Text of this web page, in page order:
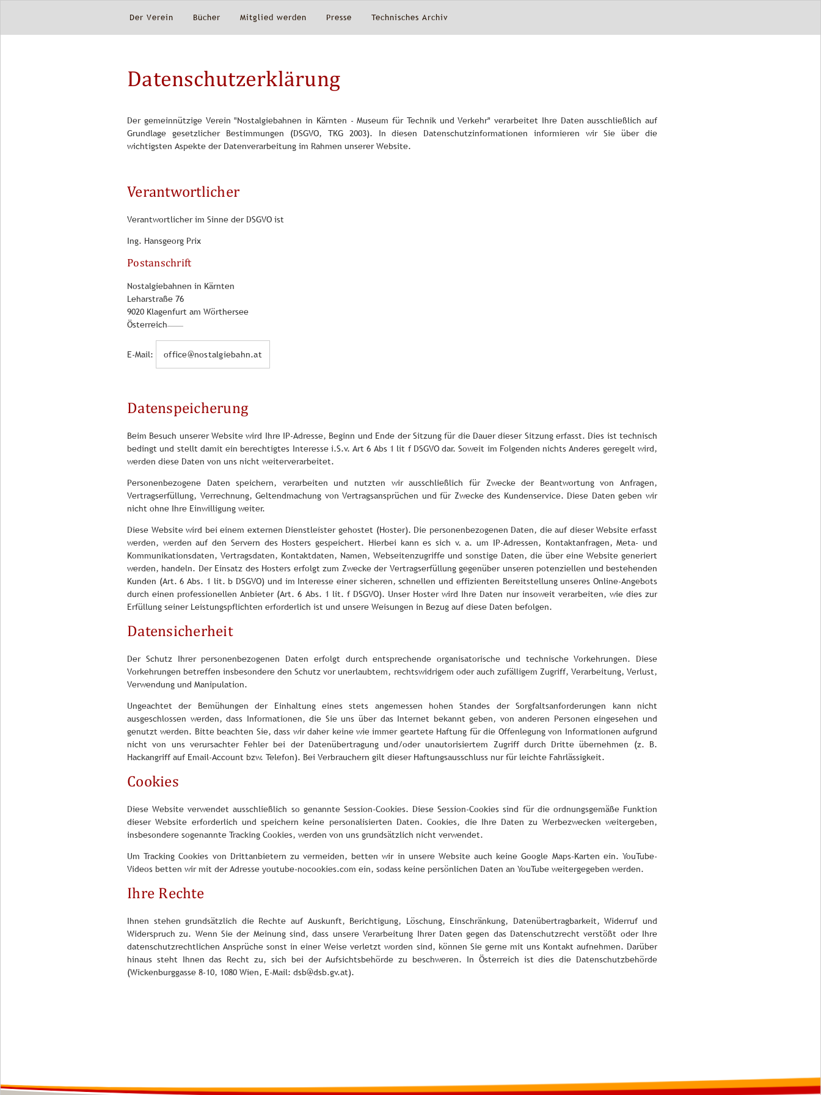
Der Verein Bücher Mitglied werden Presse Technisches Archiv
Datenschutzerklärung
Der gemeinnützige Verein "Nostalgiebahnen in Kärnten - Museum für Technik und Verkehr" verarbeitet Ihre Daten ausschließlich auf
Grundlage gesetzlicher Bestimmungen (DSGVO, TKG 2003). In diesen Datenschutzinformationen informieren wir Sie über die
wichtigsten Aspekte der Datenverarbeitung im Rahmen unserer Website.
Verantwortlicher
Verantwortlicher im Sinne der DSGVO ist
Ing. Hansgeorg Prix
Postanschrift
Nostalgiebahnen in Kärnten
Leharstraße 76
9020 Klagenfurt am Wörthersee
Österreich
E-Mail: office@nostalgiebahn.at
Datenspeicherung
Beim Besuch unserer Website wird Ihre IP-Adresse, Beginn und Ende der Sitzung für die Dauer dieser Sitzung erfasst. Dies ist technisch
bedingt und stellt damit ein berechtigtes Interesse i.S.v. Art 6 Abs 1 lit f DSGVO dar. Soweit im Folgenden nichts Anderes geregelt wird,
werden diese Daten von uns nicht weiterverarbeitet.
Personenbezogene Daten speichern, verarbeiten und nutzten wir ausschließlich für Zwecke der Beantwortung von Anfragen,
Vertragserfüllung, Verrechnung, Geltendmachung von Vertragsansprüchen und für Zwecke des Kundenservice. Diese Daten geben wir
nicht ohne Ihre Einwilligung weiter.
Diese Website wird bei einem externen Dienstleister gehostet (Hoster). Die personenbezogenen Daten, die auf dieser Website erfasst
werden, werden auf den Servern des Hosters gespeichert. Hierbei kann es sich v. a. um IP-Adressen, Kontaktanfragen, Meta- und
Kommunikationsdaten, Vertragsdaten, Kontaktdaten, Namen, Webseitenzugriffe und sonstige Daten, die über eine Website generiert
werden, handeln. Der Einsatz des Hosters erfolgt zum Zwecke der Vertragserfüllung gegenüber unseren potenziellen und bestehenden
Kunden (Art. 6 Abs. 1 lit. b DSGVO) und im Interesse einer sicheren, schnellen und effizienten Bereitstellung unseres Online-Angebots
durch einen professionellen Anbieter (Art. 6 Abs. 1 lit. f DSGVO). Unser Hoster wird Ihre Daten nur insoweit verarbeiten, wie dies zur
Erfüllung seiner Leistungspflichten erforderlich ist und unsere Weisungen in Bezug auf diese Daten befolgen.
Datensicherheit
Der Schutz Ihrer personenbezogenen Daten erfolgt durch entsprechende organisatorische und technische Vorkehrungen. Diese
Vorkehrungen betreffen insbesondere den Schutz vor unerlaubtem, rechtswidrigem oder auch zufälligem Zugriff, Verarbeitung, Verlust,
Verwendung und Manipulation.
Ungeachtet der Bemühungen der Einhaltung eines stets angemessen hohen Standes der Sorgfaltsanforderungen kann nicht
ausgeschlossen werden, dass Informationen, die Sie uns über das Internet bekannt geben, von anderen Personen eingesehen und
genutzt werden. Bitte beachten Sie, dass wir daher keine wie immer geartete Haftung für die Offenlegung von Informationen aufgrund
nicht von uns verursachter Fehler bei der Datenübertragung und/oder unautorisiertem Zugriff durch Dritte übernehmen (z. B.
Hackangriff auf Email-Account bzw. Telefon). Bei Verbrauchern gilt dieser Haftungsausschluss nur für leichte Fahrlässigkeit.
Cookies
Diese Website verwendet ausschließlich so genannte Session-Cookies. Diese Session-Cookies sind für die ordnungsgemäße Funktion
dieser Website erforderlich und speichern keine personalisierten Daten. Cookies, die Ihre Daten zu Werbezwecken weitergeben,
insbesondere sogenannte Tracking Cookies, werden von uns grundsätzlich nicht verwendet.
Um Tracking Cookies von Drittanbietern zu vermeiden, betten wir in unsere Website auch keine Google Maps-Karten ein. YouTube-
Videos betten wir mit der Adresse youtube-nocookies.com ein, sodass keine persönlichen Daten an YouTube weitergegeben werden.
Ihre Rechte
Ihnen stehen grundsätzlich die Rechte auf Auskunft, Berichtigung, Löschung, Einschränkung, Datenübertragbarkeit, Widerruf und
Widerspruch zu. Wenn Sie der Meinung sind, dass unsere Verarbeitung Ihrer Daten gegen das Datenschutzrecht verstößt oder Ihre
datenschutzrechtlichen Ansprüche sonst in einer Weise verletzt worden sind, können Sie gerne mit uns Kontakt aufnehmen. Darüber
hinaus steht Ihnen das Recht zu, sich bei der Aufsichtsbehörde zu beschweren. In Österreich ist dies die Datenschutzbehörde
(Wickenburggasse 8-10, 1080 Wien, E-Mail: dsb@dsb.gv.at).